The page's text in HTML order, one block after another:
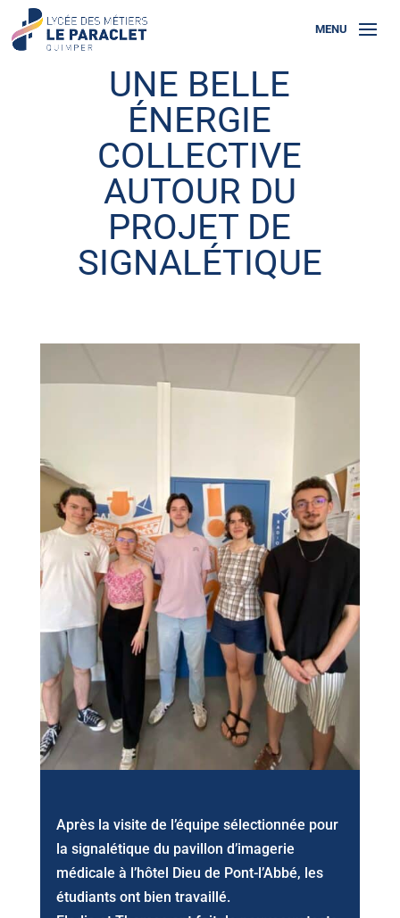
UNE BELLE
ÉNERGIE
COLLECTIVE
AUTOUR DU
PROJET DE
SIGNALÉTIQUE
Après la visite de l’équipe sélectionnée pour
la signalétique du pavillon d’imagerie
médicale à l’hôtel Dieu de Pont-l’Abbé, les
étudiants ont bien travaillé.